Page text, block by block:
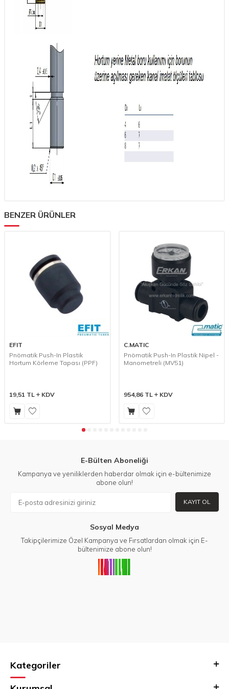
BENZER ÜRÜNLER
EFIT
Pnömatik Push-In Plastik
Hortum Körleme Tapası (PPF)
19,51 TL KDV
C.MATIC
Pnömatik Push-In Plastik Nipel -
Manometreli (MV51)
954,86TL KDV
E-Bülten Aboneliği
Kampanya ve yeniliklerden haberdar olmak için e-bültenimize
abone olun!
KAYIT OL
Sosyal Medya
Takipçilerimize Özel Kampanya ve Fırsatlardan olmak için E-
bültenimize abone olun!
Kategoriler